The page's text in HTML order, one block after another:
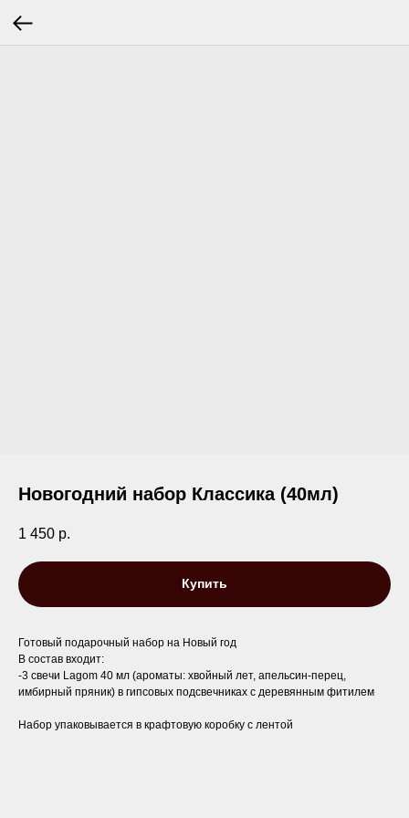
Новогодний набор Классика (40мл)
1 450 р.
Купить
Готовый подарочный набор на Новый год
В состав входит:
-3 свечи Lagom 40 мл (ароматы: хвойный лет, апельсин-перец,
имбирный пряник) в гипсовых подсвечниках с деревянным фитилем
Набор упаковывается в крафтовую коробку с лентой